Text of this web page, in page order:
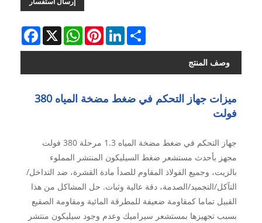
Facebook X
WhatsAppPinterestLinkedInShare
وصف المنتج
ميزات جهاز التحكم في ضغط مضخة المياه 380
فولت
جهاز التحكم في ضغط مضخة المياه 1.3 مرحلة 380 فولت
مجهز بأحدث مستشعر ضغط السيليكون المنتشر المملوء
بالزيت، وجميع الفولاذ المقاوم للصدأ مادة القشرة، ضد التداخل/
التآكل/التجميد/الصدمة، دقة عالية وثبات. حل المشاكل من هذا
القبيل تماما كمقاومة ضعيفة للمطرقة المائية ومقاومة الصقيع
بسبب تجهيزها بمستشعر سيراميك وعدم وجود سيليكون منتشر